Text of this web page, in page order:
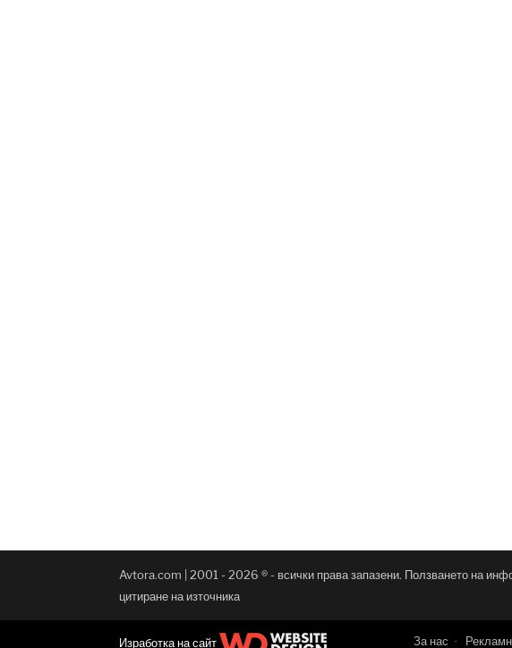
Avtora.com | 2001 - 2026 ® - всички права запазени. Ползването на
цитиране на източника
Изработка на сайт За нас